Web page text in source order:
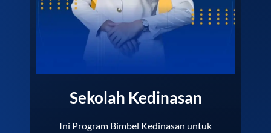
Sekolah Kedinasan
Ini Program Bimbel Kedinasan untuk